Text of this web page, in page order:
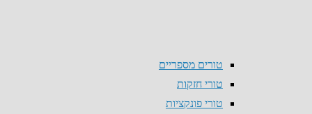
טורים מספריים
טורי חזקות
טורי פונקציות